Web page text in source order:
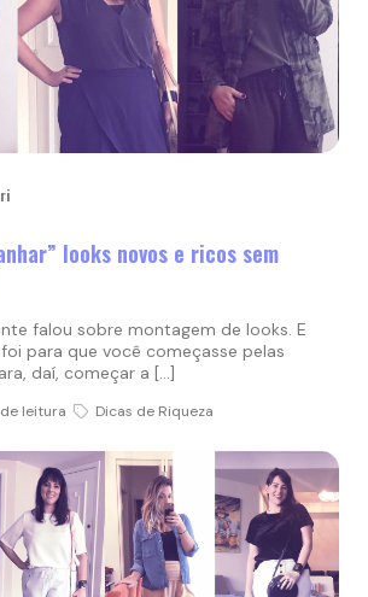
looks novos e ricos sem
falou sobre montagem de looks. E
para que você começasse pelas
daí, começar a […]
leitura Dicas de Riqueza